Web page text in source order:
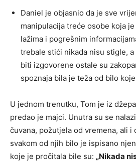
Daniel je objasnio da je sve
manipulacija treće osobe koja
lažima i pogrešnim
trebale stići nikada nisu stigle,
biti izgovorene ostale su
spoznaja bila je teža od bilo
U jednom trenutku, Tom je iz
predao je majci. Unutra su se
čuvana, požutjela od vremena, ali i
svakom od njih bilo je ispisano
koje je pročitala bile su: „Nikada